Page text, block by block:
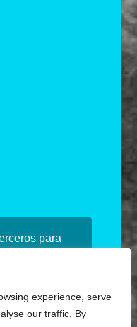
para
su uso.
Política de
experience, serve
our traffic. By